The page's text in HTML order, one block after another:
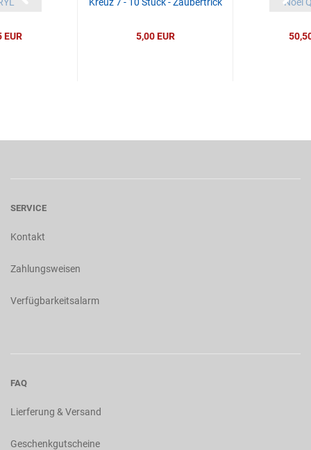
EUR 5,00 EUR
SERVICE
Kontakt
Zahlungsweisen
Verfügbarkeitsalarm
FAQ
Lierferung & Versand
Geschenkgutscheine